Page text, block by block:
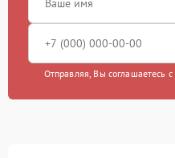
Отправляя, Вы соглашаетесь с